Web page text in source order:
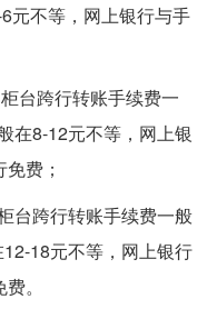
元不等，网上银行与手
台跨行转账手续费一
在8-12元不等，网上银
费；
台跨行转账手续费一般
18元不等，网上银行
。